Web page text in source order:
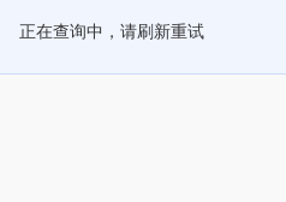
正在查询中，请刷新重试